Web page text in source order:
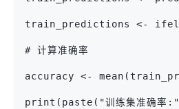
train_predictions <-
# 计算准确率
accuracy <-
print(paste("训练集准确率